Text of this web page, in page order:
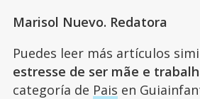
Marisol Nuevo. Redatora
Puedes leer más artículos
estresse de ser mãe e
categoría de Pais en